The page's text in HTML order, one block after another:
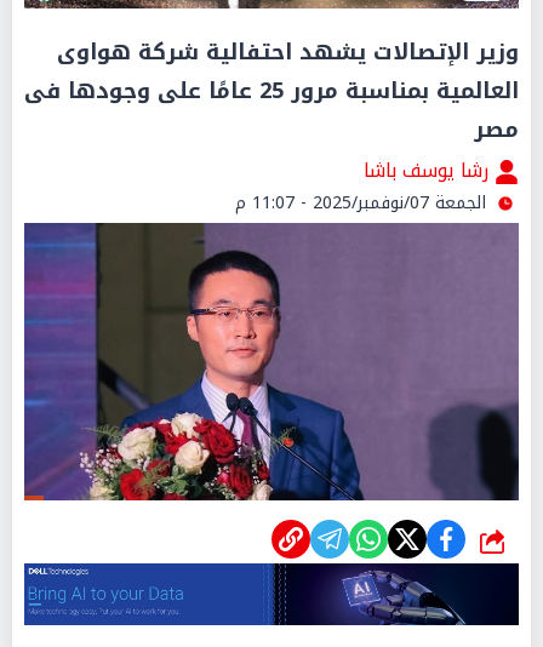
وزير الإتصالات يشهد احتفالية شركة هواوى
العالمية بمناسبة مرور 25 عامًا على وجودها فى
مصر
رشا يوسف باشا
الجمعة 07/نوفمبر/2025 - 11:07 م
شارك